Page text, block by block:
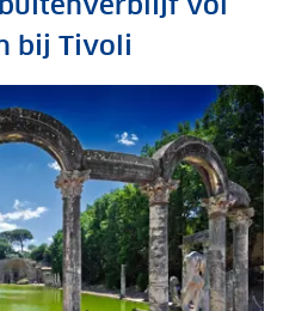
bij Tivoli